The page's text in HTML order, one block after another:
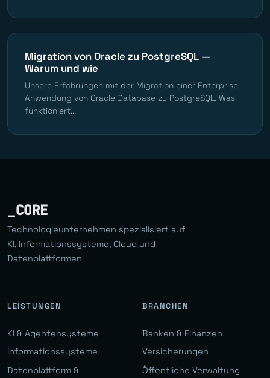
Migration von Oracle zu PostgreSQL —
Warum und wie
Unsere Erfahrungen mit der Migration einer Enterprise-
Anwendung von Oracle Database zu PostgreSQL. Was
funktioniert...
_CORE
Technologieunternehmen spezialisiert auf
KI, Informationssysteme, Cloud und
Datenplattformen.
LEISTUNGEN
KI & Agentensysteme
Informationssysteme
Datenplattform &
BRANCHEN
Banken & Finanzen
Versicherungen
Öffentliche Verwaltung